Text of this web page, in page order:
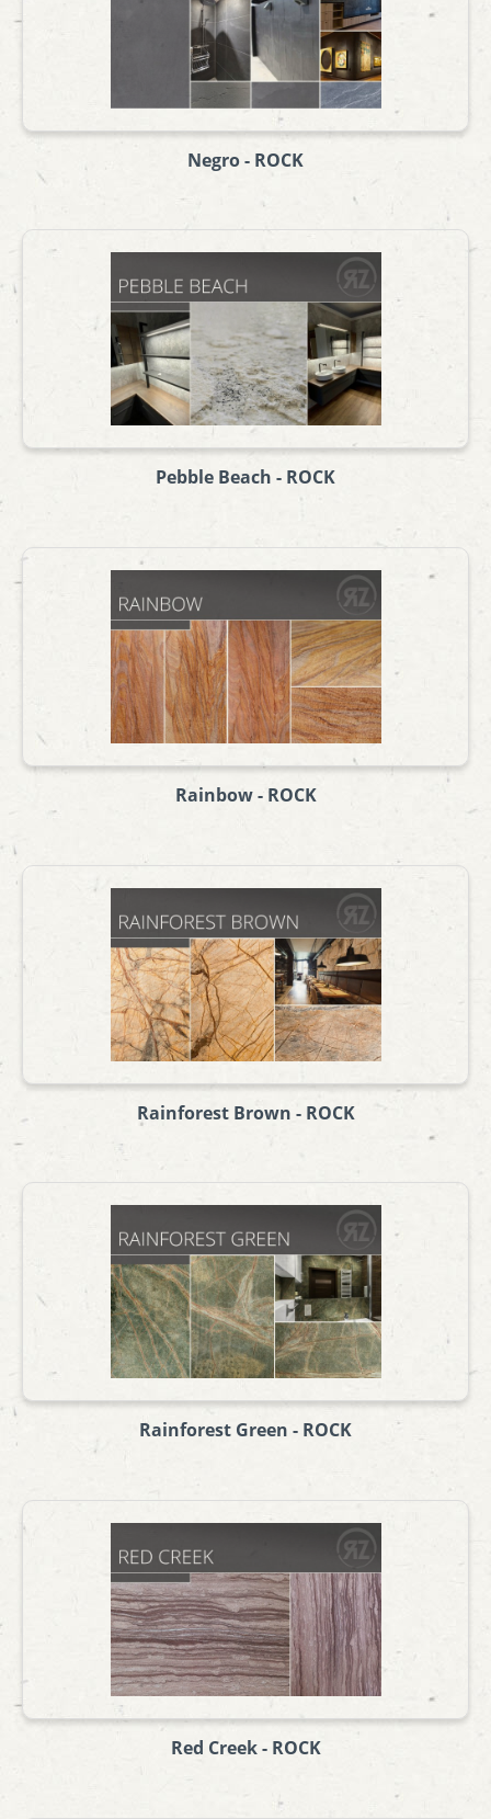
Negro - ROCK
Pebble Beach - ROCK
Rainbow - ROCK
Rainforest Brown - ROCK
Rainforest Green - ROCK
Red Creek - ROCK